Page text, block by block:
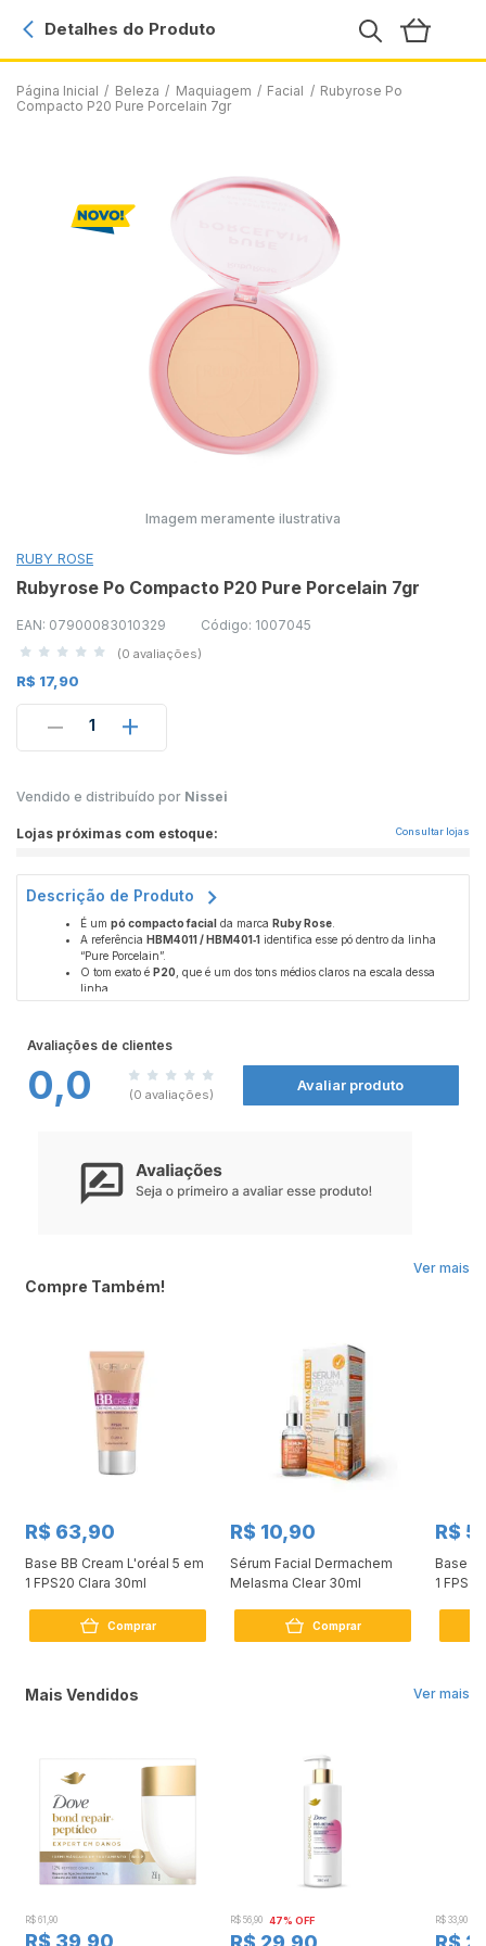
Página Inicial / Beleza / Maquiagem / Facial / Rubyrose Po
Compacto P20 Pure Porcelain 7gr
Detalhes do Produto
Imagem meramente ilustrativa
RUBY ROSE
Rubyrose Po Compacto P20 Pure Porcelain 7gr
EAN: 07900083010329 Código: 1007045
(0 avaliações)
R$ 17,90
1
Vendido e distribuído por Nissei
Lojas próximas com estoque: Consultar lojas
Descrição de Produto
É um pó compacto facial da marca Ruby Rose
A referência HBM4011 / HBM401‑1 identifica esse pó dentro da linha
“Pure Porcelain”.
O tom exato é P20 , que é um dos tons médios claros na escala dessa
linha.
Avaliações de clientes
0,0 (0 avaliações)
Avaliar produto
Ver mais
Compre Também!
R$ 63,90
Base BB Cream L'oréal 5 em
1 FPS20 Clara 30ml
Comprar
R$ 10,90
Sérum Facial Dermachem
Melasma Clear 30ml
Comprar
R$
Base
1
Ver mais
Mais Vendidos
R$ 61,90
R$ 39,90
R$ 56,90 47% OFF R$ 33,90